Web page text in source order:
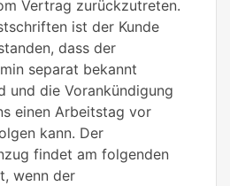
Vertrag zurückzutreten.
ist der Kunde
dass der
separat bekannt
und die Vorankündigung
einen Arbeitstag vor
kann. Der
findet am folgenden
wenn der